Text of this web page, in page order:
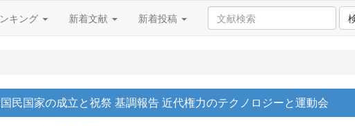
キング 新着文献 新着投稿
民国家の成立と祝祭 基調報告 近代権力のテクノロジーと運動会